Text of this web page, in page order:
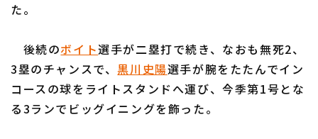
た。
後続のボイト選手が二塁打で続き、なおも無死2、
3塁のチャンスで、黒川史陽選手が腕をたたんでイン
コースの球をライトスタンドへ運び、今季第1号とな
る3ランでビッグイニングを飾った。